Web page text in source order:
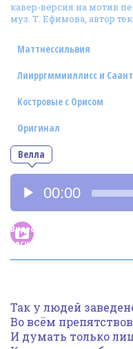
Фотогалерея
In English
Видео
Ииссиидиология
Номера песен
кавер-версия на мотив
муз. Т. Ефимова, автор
Велла
Маттнессильвия
Лиирргммииллисс и
Костровые с Орисом
Оригинал
Аудиоплеер
00:00
Видео
песни
Так у людей
Во всём
И думать только